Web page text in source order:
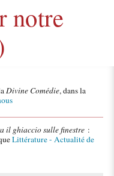
notre
Divine Comédie, dans la
il ghiaccio sulle finestre:
Littérature - Actualité de